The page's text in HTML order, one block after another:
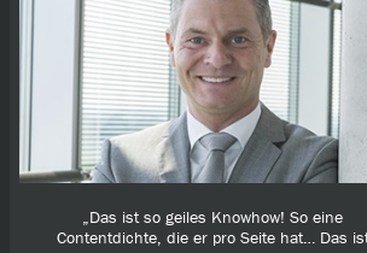
„Das ist so geiles Knowhow! So eine
Contentdichte, die er pro Seite hat… Das